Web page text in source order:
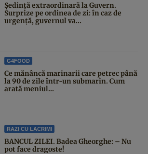
Şedinţă extraordinară la Guvern.
Surprize pe ordinea de zi: în caz de
urgență, guvernul va...
G4FOOD
Ce mănâncă marinarii care petrec până
la 90 de zile într-un submarin. Cum
arată meniul...
RAZI CU LACRIMI
BANCUL ZILEI. Badea Gheorghe: – Nu
pot face dragoste!